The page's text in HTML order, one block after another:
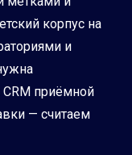
корпус на
и
CRM приёмной
— считаем